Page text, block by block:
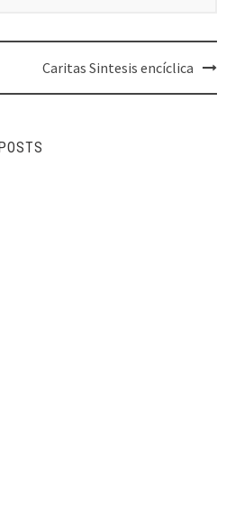
Caritas Sintesis encíclica